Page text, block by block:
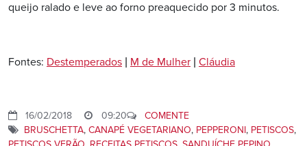
queijo ralado e leve ao forno preaquecido por 3 minutos.
Fontes: Destemperados M de Mulher Cláudia
16/02/2018 09:20
COMENTE
BRUSCHETTA, CANAPÉ VEGETARIANO, PEPPERONI, PETISCOS,